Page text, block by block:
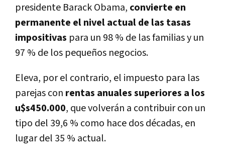
presidente Barack Obama, convierte en
permanente el nivel actual de las tasas
impositivas para un 98 % de las familias y un
97 % de los pequeños negocios.
Eleva, por el contrario, el impuesto para las
parejas con rentas anuales superiores a los
u$s450.000, que volverán a contribuir con un
tipo del 39,6 % como hace dos décadas, en
lugar del 35 % actual.